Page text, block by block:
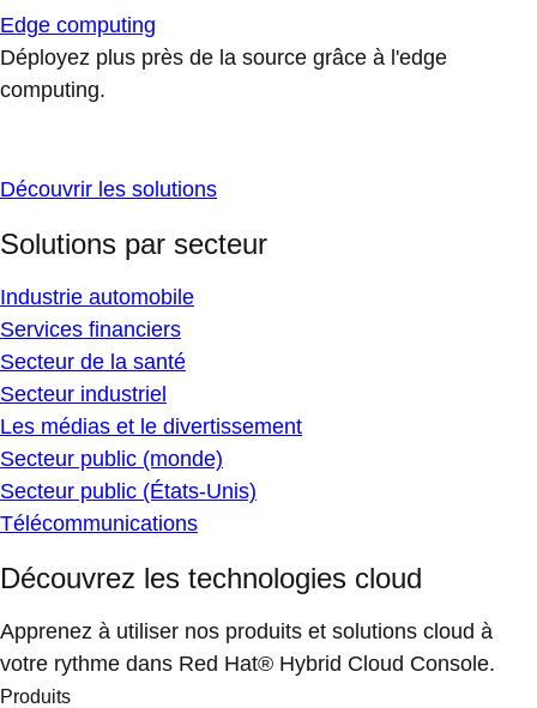
Edge computing
Déployez plus près de la source grâce à l'edge
computing.
Découvrir les solutions
Solutions par secteur
Industrie automobile
Services financiers
Secteur de la santé
Secteur industriel
Les médias et le divertissement
Secteur public (monde)
Secteur public (États-Unis)
Télécommunications
Découvrez les technologies cloud
Apprenez à utiliser nos produits et solutions cloud à
votre rythme dans Red Hat® Hybrid Cloud Console.
Produits